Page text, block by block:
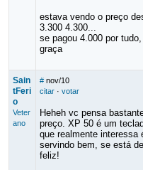
estava vendo o preço
3.300 4.300...
se pagou 4.000 por
graça
Sain
tFeri
o
Veter
ano
# nov/10
citar· votar
Heheh vc pensa
preço. XP 50 é um
que realmente
servindo bem, se está
feliz!